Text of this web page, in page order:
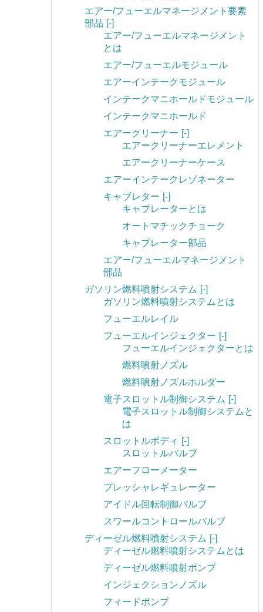
エアー/フューエルマネージメント要素
部品 [-]
エアー/フューエルマネージメント
とは
エアー/フューエルモジュール
エアーインテークモジュール
インテークマニホールドモジュール
インテークマニホールド
エアークリーナー [-]
エアークリーナーエレメント
エアークリーナーケース
エアーインテークレゾネーター
キャブレター [-]
キャブレーターとは
オートマチックチョーク
キャブレーター部品
エアー/フューエルマネージメント
部品
ガソリン燃料噴射システム [-]
ガソリン燃料噴射システムとは
フューエルレイル
フューエルインジェクター [-]
フューエルインジェクターとは
燃料噴射ノズル
燃料噴射ノズルホルダー
電子スロットル制御システム [-]
電子スロットル制御システムと
は
スロットルボディ [-]
スロットルバルブ
エアーフローメーター
プレッシャレギュレーター
アイドル回転制御バルブ
スワールコントロールバルブ
ディーゼル燃料噴射システム [-]
ディーゼル燃料噴射システムとは
ディーゼル燃料噴射ポンプ
インジェクションノズル
フィードポンプ